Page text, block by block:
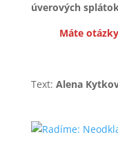
úverových
Máte
Text: Alena